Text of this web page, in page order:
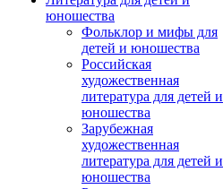
юношества
Фольклор и мифы для
детей и юношества
Российская
художественная
литература для детей и
юношества
Зарубежная
художественная
литература для детей и
юношества